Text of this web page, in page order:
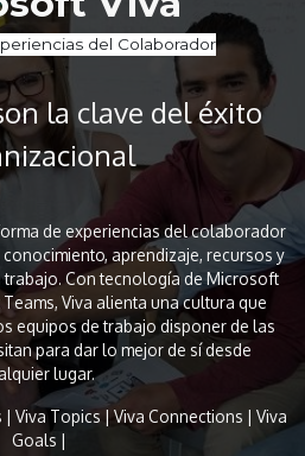
del Colaborador
la clave del éxito
de experiencias del colaborador
aprendizaje, recursos y
Con tecnología de Microsoft
Viva alienta una cultura que
equipos de trabajo disponer de las
para dar lo mejor de sí desde
lugar.
| Viva Topics | Viva Connections | Viva
Goals |